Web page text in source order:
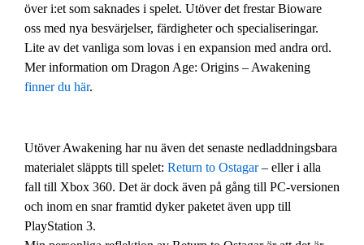
över i:et som saknades i spelet. Utöver det frestar Bioware
oss med nya besvärjelser, färdigheter och specialiseringar.
Lite av det vanliga som lovas i en expansion med andra ord.
Mer information om Dragon Age: Origins – Awakening
finner du här.
Utöver Awakening har nu även det senaste nedladdningsbara
materialet släppts till spelet: Return to Ostagar– eller i alla
fall till Xbox 360. Det är dock även på gång till PC-versionen
och inom en snar framtid dyker paketet även upp till
PlayStation 3.